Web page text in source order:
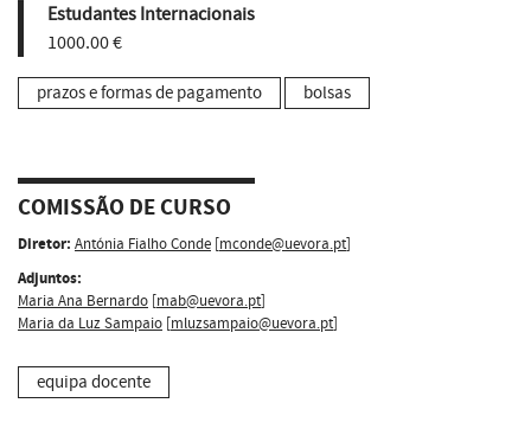
Estudantes Internacionais
1000.00 €
prazos e formas de pagamento bolsas
COMISSÃO DE CURSO
Diretor: Antónia Fialho Conde [mconde@uevora.pt]
Adjuntos:
Maria Ana Bernardo [mab@uevora.pt]
Maria da Luz Sampaio [mluzsampaio@uevora.pt]
equipa docente